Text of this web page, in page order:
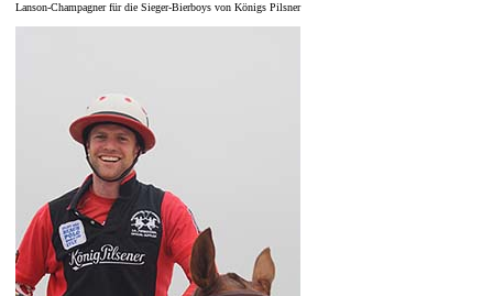
Lanson-Champagner für die Sieger-Bierboys von Königs Pilsner